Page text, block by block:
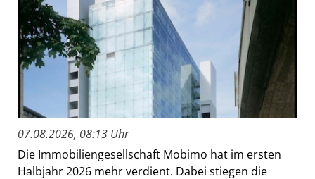
07.08.2026, 08:13 Uhr
Die Immobiliengesellschaft Mobimo hat im ersten
Halbjahr 2026 mehr verdient. Dabei stiegen die